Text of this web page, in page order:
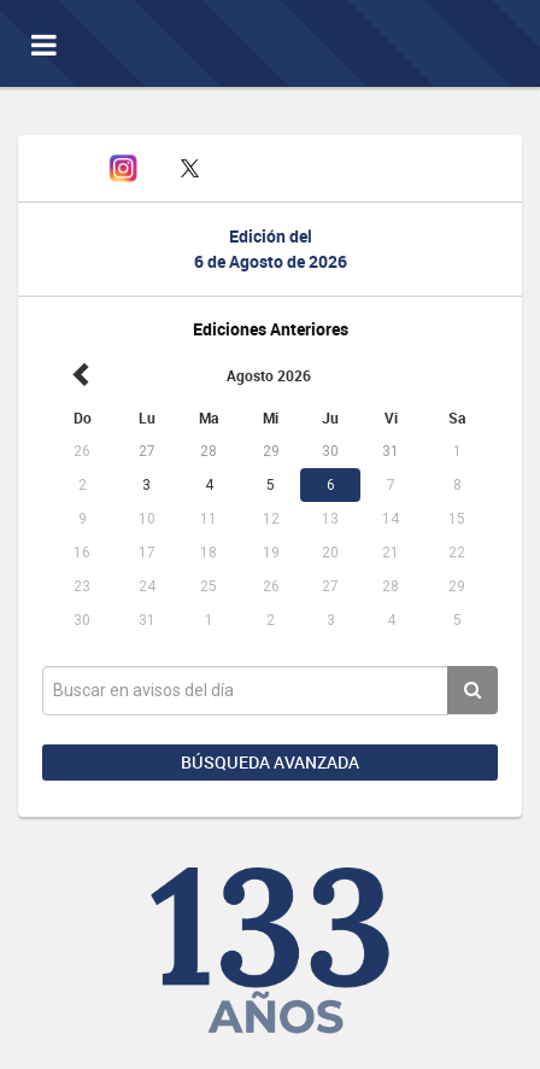
Toggle
navigation
Edición del
6 de Agosto de 2026
Ediciones Anteriores
Agosto 2026
Do Lu Ma Mi Ju Vi Sa
26 27 28 29 30 31
1
2
3 4 5 6 7
8
9
10 11 12 13 14
15
16
17 18 19 20 21
22
23
24 25 26 27 28
29
30
31 1 2 3 4 5
BÚSQUEDA AVANZADA